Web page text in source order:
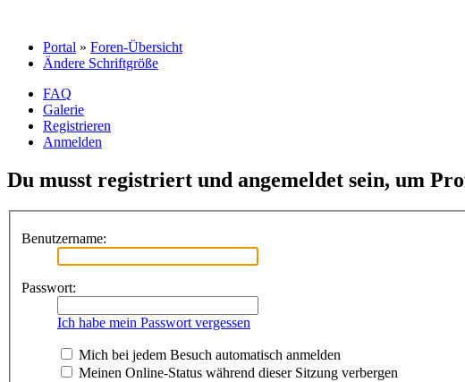
Portal » Foren-Übersicht
Ändere Schriftgröße
FAQ
Galerie
Registrieren
Anmelden
Du musst registriert und angemeldet sein, um
Benutzername:
Passwort:
Ich habe mein Passwort vergessen
Mich bei jedem Besuch automatisch anmelden
Meinen Online-Status während dieser Sitzung verbergen